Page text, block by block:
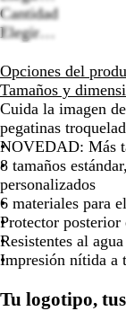
la
imagen
Cantidad
Elegir…
Opciones del
Tamaños y
Cuida la imagen
pegatinas
NOVEDAD: Más
8 tamaños
personalizados
6 materiales para
Protector posterior
Resistentes al agua
Impresión nítida a
Tu logotipo,